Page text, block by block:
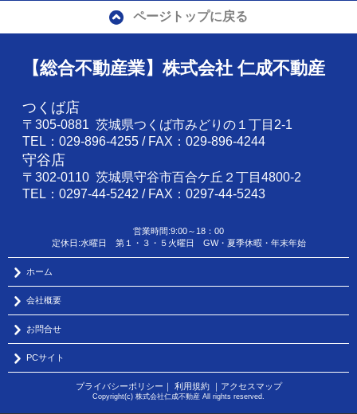
ページトップに戻る
【総合不動産業】株式会社 仁成不動産
つくば店
〒305-0881 茨城県つくば市みどりの１丁目2-1
TEL：029-896-4255 / FAX：029-896-4244
守谷店
〒302-0110 茨城県守谷市百合ケ丘２丁目4800-2
TEL：0297-44-5242 / FAX：0297-44-5243
営業時間:9:00～18：00
定休日:水曜日 第１・３・５火曜日 GW・夏季休暇・年末年始
ホーム
会社概要
お問合せ
PCサイト
プライバシーポリシー ｜ 利用規約｜ アクセスマップ
Copyright(c) 株式会社仁成不動産 All rights reserved.